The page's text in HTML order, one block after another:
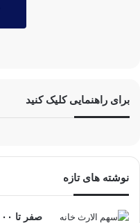
برای راهنمایی کلیک کنید
نوشته های تازه